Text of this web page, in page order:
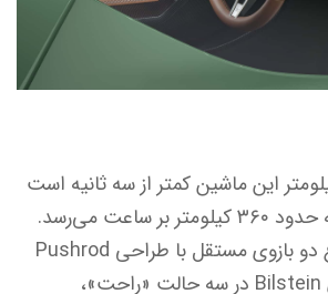
این ماشین کمتر از سه ثانیه است
و حداکثر سرعتش به حدود ۳۶۰ کیلومتر بر ساعت می‌رسد.
سیستم تعلیق از نوع دو بازوی مستقل با طراحی Pushrod
است و کمک‌فنرهای Bilstein در سه حالت «راحت»،